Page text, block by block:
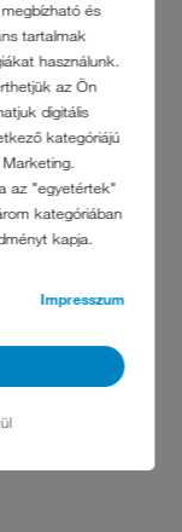
és
tartalmak
használunk.
az Ön
digitális
kategóriájú
az "egyetértek"
kategóriában
kapja.
Impresszum